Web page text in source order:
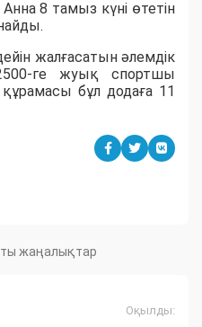
8 тамыз күні өтетін
жалғасатын әлемдік
ге жуық спортшы
бұл додаға 11
жаңалықтар
Оқылды: